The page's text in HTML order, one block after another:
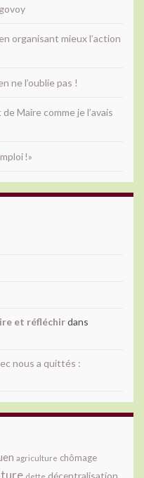
organisant mieux l’action
ne l’oublie pas !
Maire comme je l’avais
!»
et réfléchirdans
nous a quittés :
agriculture chômage
dette décentralisation